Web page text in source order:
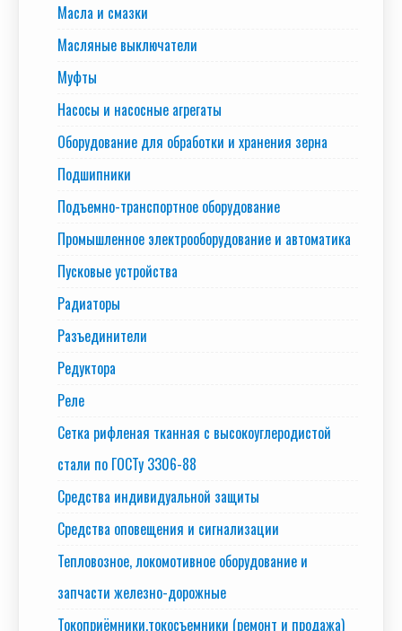
Масла и смазки
Масляные выключатели
Муфты
Насосы и насосные агрегаты
Оборудование для обработки и хранения зерна
Подшипники
Подъемно-транспортное оборудование
Промышленное электрооборудование и автоматика
Пусковые устройства
Радиаторы
Разъединители
Редуктора
Реле
Сетка рифленая тканная с высокоуглеродистой
стали по ГОСТу 3306-88
Средства индивидуальной защиты
Средства оповещения и сигнализации
Тепловозное, локомотивное оборудование и
запчасти железно-дорожные
Токоприёмники,токосъемники (ремонт и продажа)